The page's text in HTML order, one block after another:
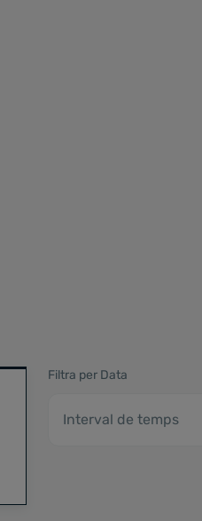
Filtra per Data